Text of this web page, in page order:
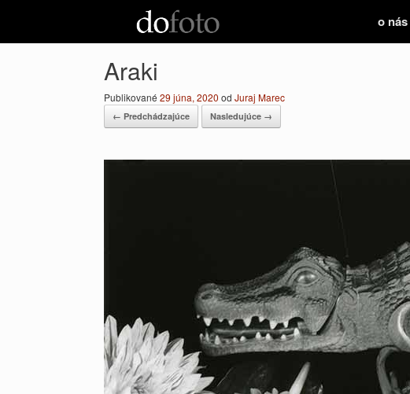
o nás
Araki
Publikované 29 júna, 2020 od Juraj Marec
← Predchádzajúce Nasledujúce →